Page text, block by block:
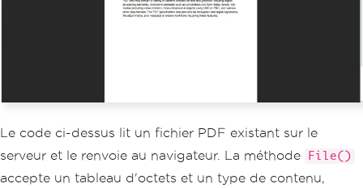
Le code ci-dessus lit un fichier PDF existant sur le
serveur et le renvoie au navigateur. La méthode
File()
accepte un tableau d'octets et un type de contenu,